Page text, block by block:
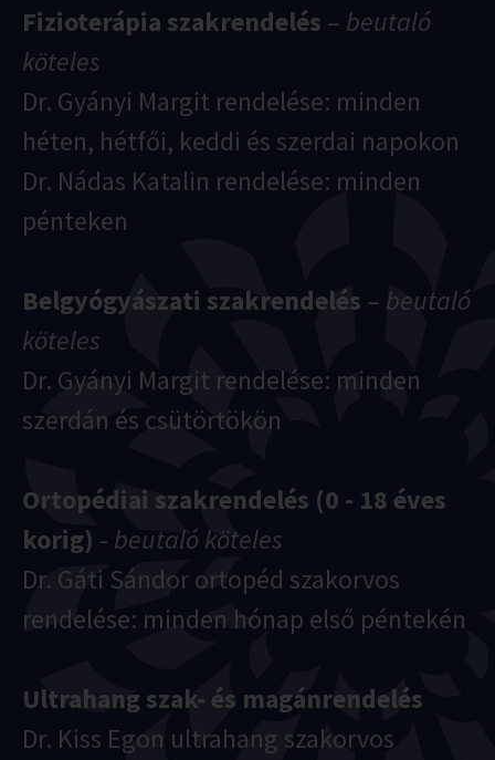
Fizioterápia szakrendelés – beutaló
köteles
Dr. Gyányi Margit rendelése: minden
héten, hétfői, keddi és szerdai napokon
Dr. Nádas Katalin rendelése: minden
pénteken
Belgyógyászati szakrendelés – beutaló
köteles
Dr. Gyányi Margit rendelése: minden
szerdán és csütörtökön
Ortopédiai szakrendelés (0 - 18 éves
korig) - beutaló köteles
Dr. Gáti Sándor ortopéd szakorvos
rendelése: minden hónap első péntekén
Ultrahang szak- és magánrendelés
Dr. Kiss Egon ultrahang szakorvos